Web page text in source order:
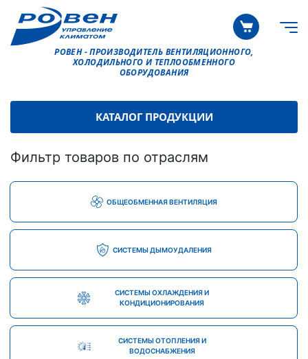
РОВЕН - ПРОИЗВОДИТЕЛЬ ВЕНТИЛЯЦИОННОГО,
ХОЛОДИЛЬНОГО И ТЕПЛООБМЕННОГО
ОБОРУДОВАНИЯ
КАТАЛОГ ПРОДУКЦИИ
Фильтр товаров по отраслям
ОБЩЕОБМЕННАЯ ВЕНТИЛЯЦИЯ
СИСТЕМЫ ДЫМОУДАЛЕНИЯ
СИСТЕМЫ ОХЛАЖДЕНИЯ И
КОНДИЦИОНИРОВАНИЯ
СИСТЕМЫ ОТОПЛЕНИЯ И
ВОДОСНАБЖЕНИЯ